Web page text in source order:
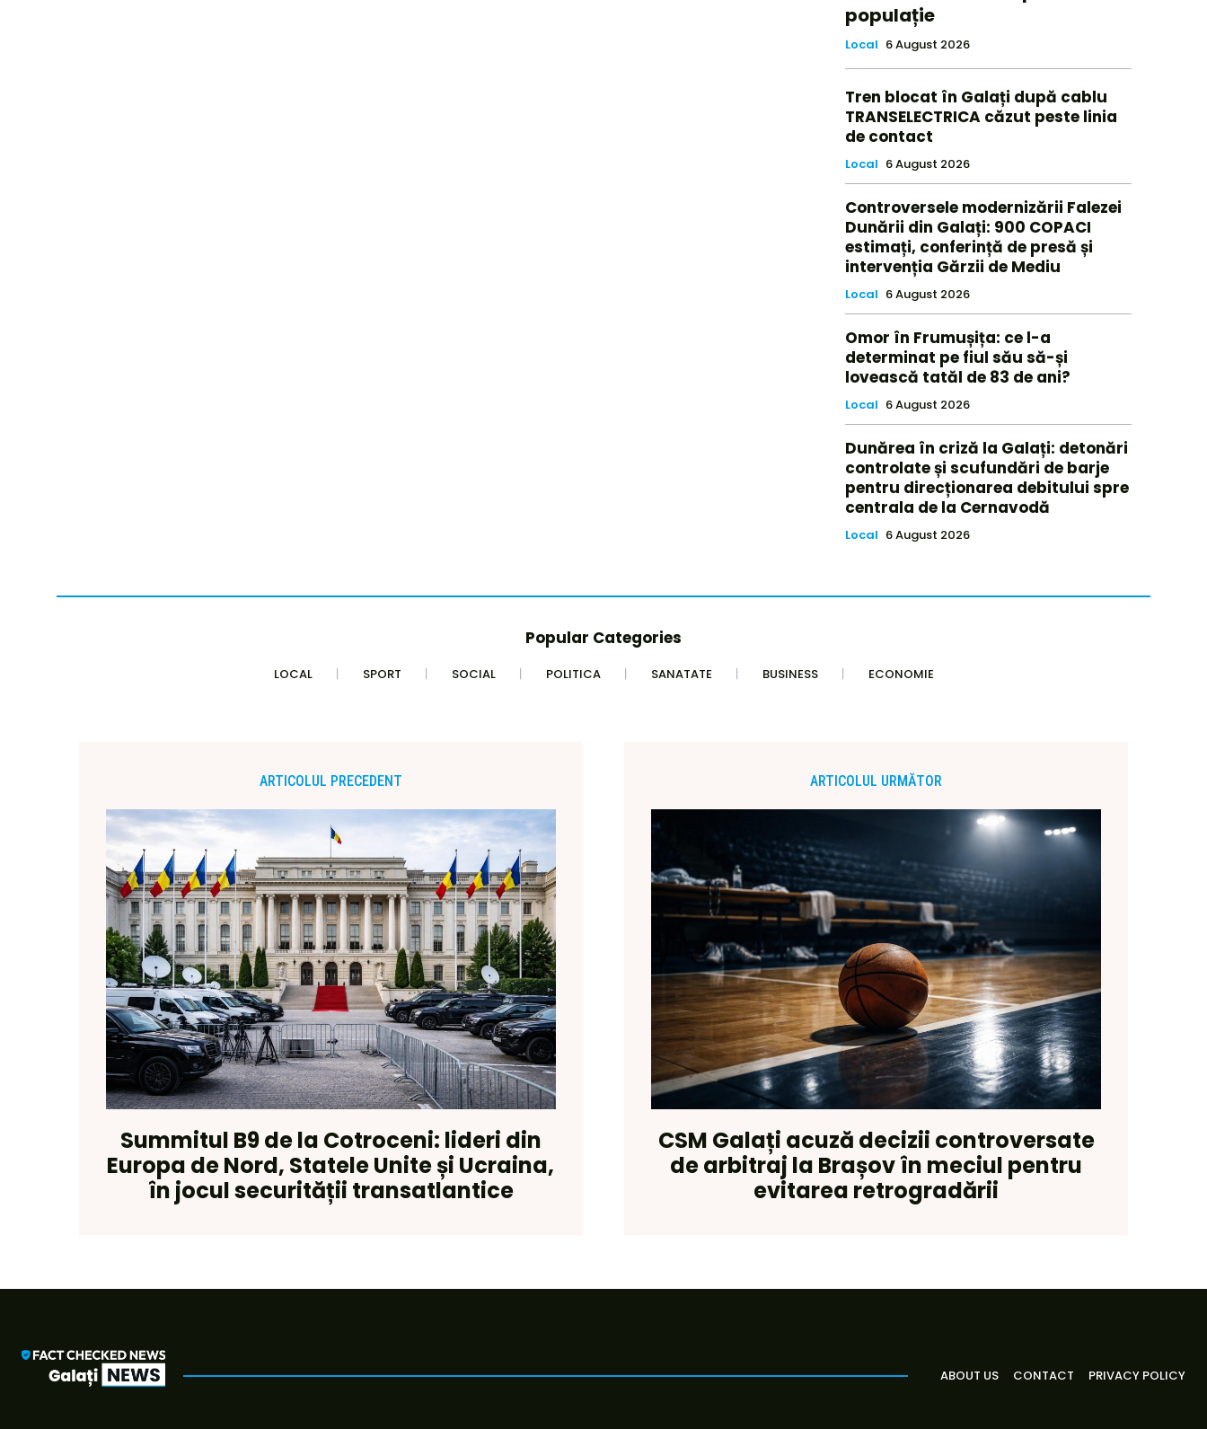
populație
Local 6 August 2026
Tren blocat în Galați după cablu
TRANSELECTRICA căzut peste linia
de contact
Local 6 August 2026
Controversele modernizării Falezei
Dunării din Galați: 900 COPACI
estimați, conferință de presă și
intervenția Gărzii de Mediu
Local 6 August 2026
Omor în Frumușița: ce l-a
determinat pe fiul său să-și
lovească tatăl de 83 de ani?
Local 6 August 2026
Dunărea în criză la Galați: detonări
controlate și scufundări de barje
pentru direcționarea debitului spre
centrala de la Cernavodă
Local 6 August 2026
Popular Categories
LOCAL SPORT SOCIAL POLITICA SANATATE BUSINESS ECONOMIE
ARTICOLUL PRECEDENT
Summitul B9 de la Cotroceni: lideri din
Europa de Nord, Statele Unite și Ucraina,
în jocul securității transatlantice
ARTICOLUL URMĂTOR
CSM Galați acuză decizii controversate
de arbitraj la Brașov în meciul pentru
evitarea retrogradării
ABOUT US CONTACT PRIVACY POLICY